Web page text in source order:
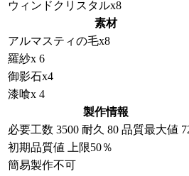
ウィンドクリスタルx8
素材
アルマスティの毛x8
羅紗x 6
御影石x4
漆喰x 4
製作情報
必要工数 3500 耐久 80 品質最大値
初期品質値 上限50％
簡易製作不可